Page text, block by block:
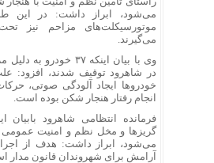
می‌شود، ابراز داشت: در این
موتورسیکلت‌های مزاحم نیز
می‌گیرند.
وی با بیان اینکه ۳۷
در شاهرود توقیف شدند، افزود:
خودروها ایجاد آلودگی صوتی،
انجام رفتار هنجار شکن بوده است.
فرمانده انتظامی شاهرود بابیان
گریزها و مخل نظم و امنیت عمومی
می‌شود، ابراز داشت: هدف از
آرامش برای شهروندان قانون مدار